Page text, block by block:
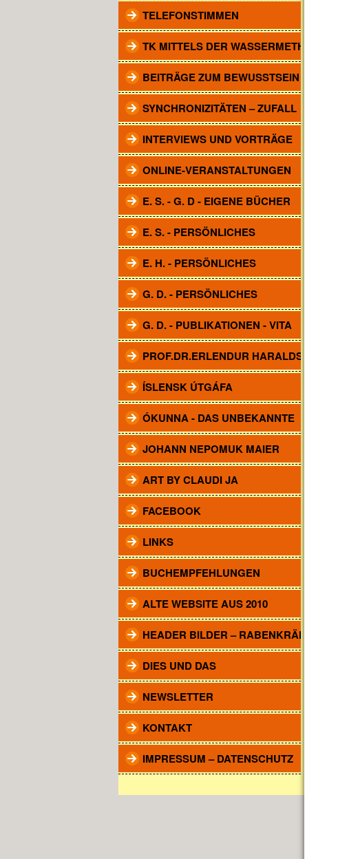
TELEFONSTIMMEN
TK MITTELS DER WASSERMETHODE
BEITRÄGE ZUM BEWUSSTSEIN
SYNCHRONIZITÄTEN – ZUFALL
INTERVIEWS UND VORTRÄGE
ONLINE-VERANSTALTUNGEN
E. S. - G. D - EIGENE BÜCHER
E. S. - PERSÖNLICHES
E. H. - PERSÖNLICHES
G. D. - PERSÖNLICHES
G. D. - PUBLIKATIONEN - VITA
PROF.DR.ERLENDUR HARALDSSON
ÍSLENSK ÚTGÁFA
ÓKUNNA - DAS UNBEKANNTE
JOHANN NEPOMUK MAIER
ART BY CLAUDI JA
FACEBOOK
LINKS
BUCHEMPFEHLUNGEN
ALTE WEBSITE AUS 2010
HEADER BILDER – RABENKRÄHEN
DIES UND DAS
NEWSLETTER
KONTAKT
IMPRESSUM – DATENSCHUTZ